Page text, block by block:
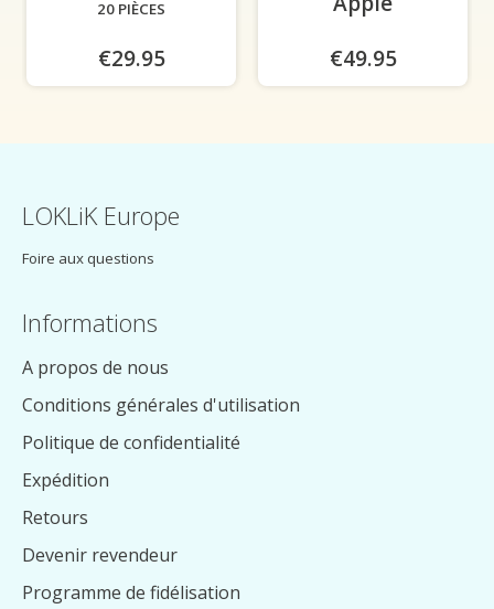
20 PIÈCES
€29.95
€49.95
LOKLiK Europe
Foire aux questions
Informations
A propos de nous
Conditions générales d'utilisation
Politique de confidentialité
Expédition
Retours
Devenir revendeur
Programme de fidélisation